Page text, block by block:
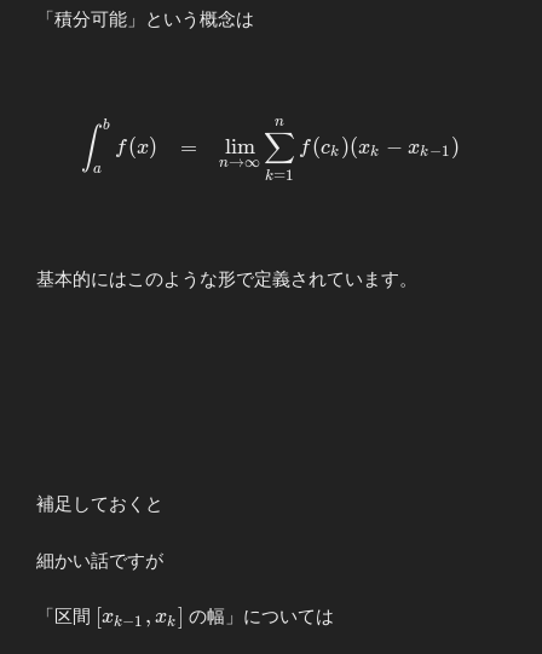
「積分可能」という概念は
\begin{array}{llllll} \displaystyle
\int_{a}^{b}f(x)&=&\displaystyle
\lim_{n\to\infty}
∫a
b
f(x) =
n→∞
lim
k=1
∑
n
f(ck )(xk − xk−1 )
基本的にはこのような形で定義されています。
補足しておくと
細かい話ですが
「区間 [x_{k-
[xk−1 , xk] の幅」については